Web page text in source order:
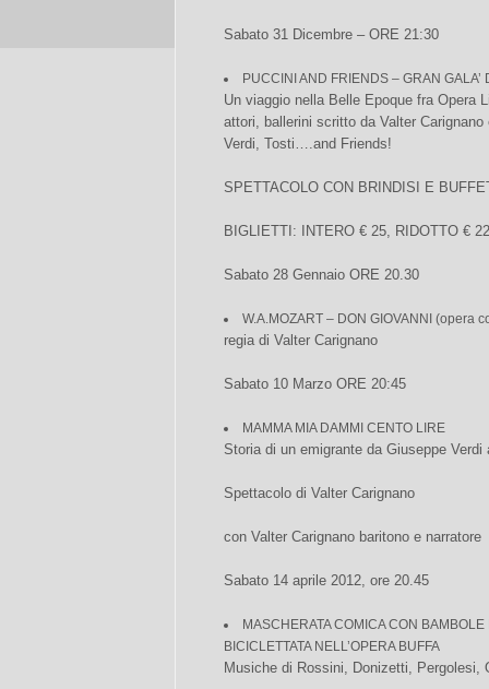
Sabato 31 Dicembre – ORE 21:30
PUCCINI AND FRIENDS – GRAN GALA’
Un viaggio nella Belle Epoque fra Opera
attori, ballerini scritto da Valter
Verdi, Tosti….and Friends!
SPETTACOLO CON BRINDISI E
BIGLIETTI: INTERO € 25, RIDOTTO € 22
Sabato 28 Gennaio ORE 20.30
W.A.MOZART – DON GIOVANNI (opera
regia di Valter Carignano
Sabato 10 Marzo ORE 20:45
MAMMA MIA DAMMI CENTO LIRE
Storia di un emigrante da Giuseppe Verdi
Spettacolo di Valter Carignano
con Valter Carignano baritono e narratore
Sabato 14 aprile 2012, ore 20.45
MASCHERATA COMICA CON
BICICLETTATA NELL’OPERA BUFFA
Musiche di Rossini, Donizetti, Pergolesi,